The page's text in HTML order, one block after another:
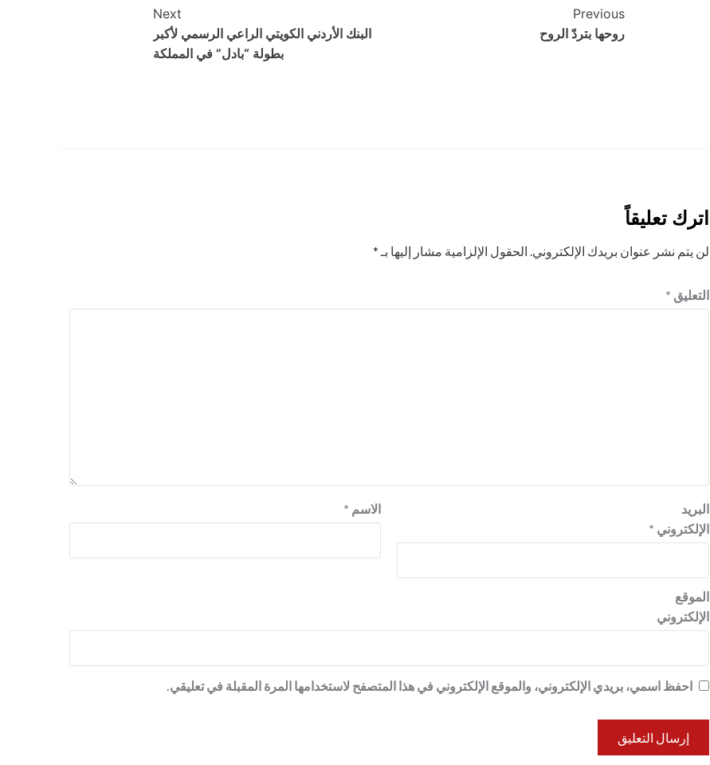
Post
Navigation
Previous
روحها بتردّ الروح
Next
البنك الأردني الكويتي الراعي الرسمي لأكبر
بطولة “بادل” في المملكة
اترك تعليقاً
لن يتم نشر عنوان بريدك الإلكتروني. الحقول الإلزامية مشار إليها بـ *
التعليق *
الاسم *
البريد
الإلكتروني *
الموقع
الإلكتروني
احفظ اسمي، بريدي الإلكتروني، والموقع الإلكتروني في هذا المتصفح لاستخدامها المرة المقبلة في تعليقي.